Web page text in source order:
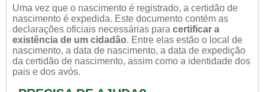
Uma vez que o nascimento é registrado, a certidão de
nascimento é expedida. Este documento contém as
declarações oficiais necessárias para certificar a
existência de um cidadão. Entre elas estão o local de
nascimento, a data de nascimento, a data de expedição
da certidão de nascimento, assim como a identidade dos
pais e dos avós.